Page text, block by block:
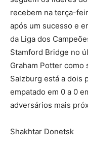
recebem na terça-
após um sucesso e
da Liga dos
Stamford Bridge no
Graham Potter como
Salzburg está a dois
empatado em 0 a 0
adversários mais
Shakhtar Donetsk